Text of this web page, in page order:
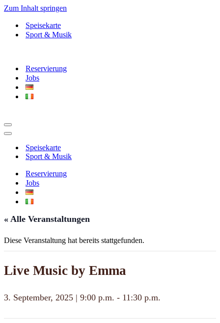
Zum Inhalt springen
Speisekarte
Sport & Musik
Reservierung
Jobs
Navigationsmenü
Navigationsmenü
Speisekarte
Sport & Musik
Reservierung
Jobs
« Alle Veranstaltungen
Diese Veranstaltung hat bereits stattgefunden.
Live Music by Emma
3. September, 2025 | 9:00 p.m. - 11:30 p.m.